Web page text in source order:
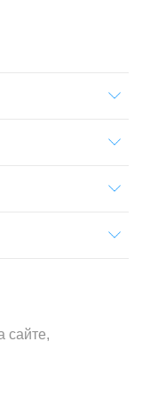
сайте,